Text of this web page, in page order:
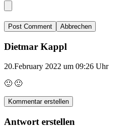
Abbrechen
Dietmar Kappl
20.February 2022 um 09:26 Uhr
🙂 🙂
Kommentar erstellen
Antwort erstellen